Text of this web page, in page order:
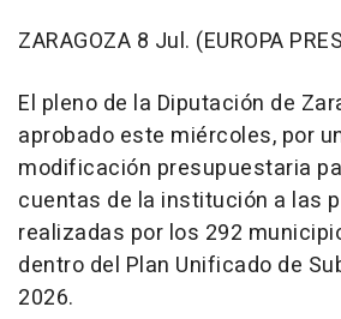
ZARAGOZA 8 Jul. (EUROPA
El pleno de la Diputación de
aprobado este miércoles, por
modificación presupuestaria
cuentas de la institución a las
realizadas por los 292
dentro del Plan Unificado de
2026.